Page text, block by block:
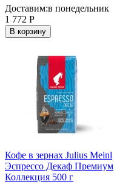
Доставим:в понедельник
1 772 Р
В корзину
Кофе в зернах Julius Meinl
Эспрессо Декаф Премиум
Коллекция 500 г